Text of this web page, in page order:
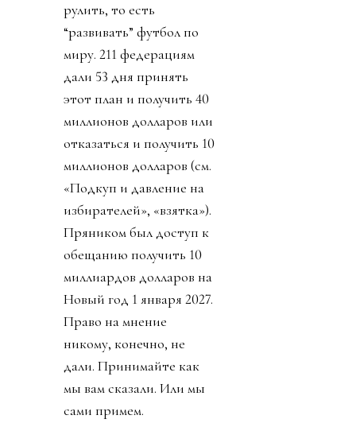
рулить, то есть
“развивать” футбол по
миру. 211 федерациям
дали 53 дня принять
этот план и получить 40
миллионов долларов или
отказаться и получить 10
миллионов долларов (см.
«Подкуп и давление на
избирателей», «взятка»).
Пряником был доступ к
обещанию получить 10
миллиардов долларов на
Новый год 1 января 2027.
Право на мнение
никому, конечно, не
дали. Принимайте как
мы вам сказали. Или мы
сами примем.